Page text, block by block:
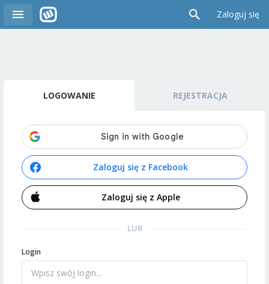
Zaloguj się
LOGOWANIE REJESTRACJA
Zaloguj się z Facebook
Zaloguj się z Apple
LUB
Login